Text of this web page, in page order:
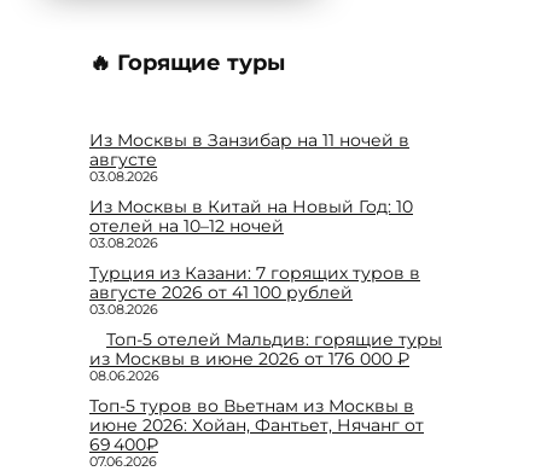
🔥 Горящие туры
Из Москвы в Занзибар на 11 ночей в
августе
03.08.2026
Из Москвы в Китай на Новый Год: 10
отелей на 10–12 ночей
03.08.2026
Турция из Казани: 7 горящих туров в
августе 2026 от 41 100 рублей
03.08.2026
Топ-5 отелей Мальдив: горящие туры
из Москвы в июне 2026 от 176 000 ₽
08.06.2026
Топ-5 туров во Вьетнам из Москвы в
июне 2026: Хойан, Фантьет, Нячанг от
69 400₽
07.06.2026